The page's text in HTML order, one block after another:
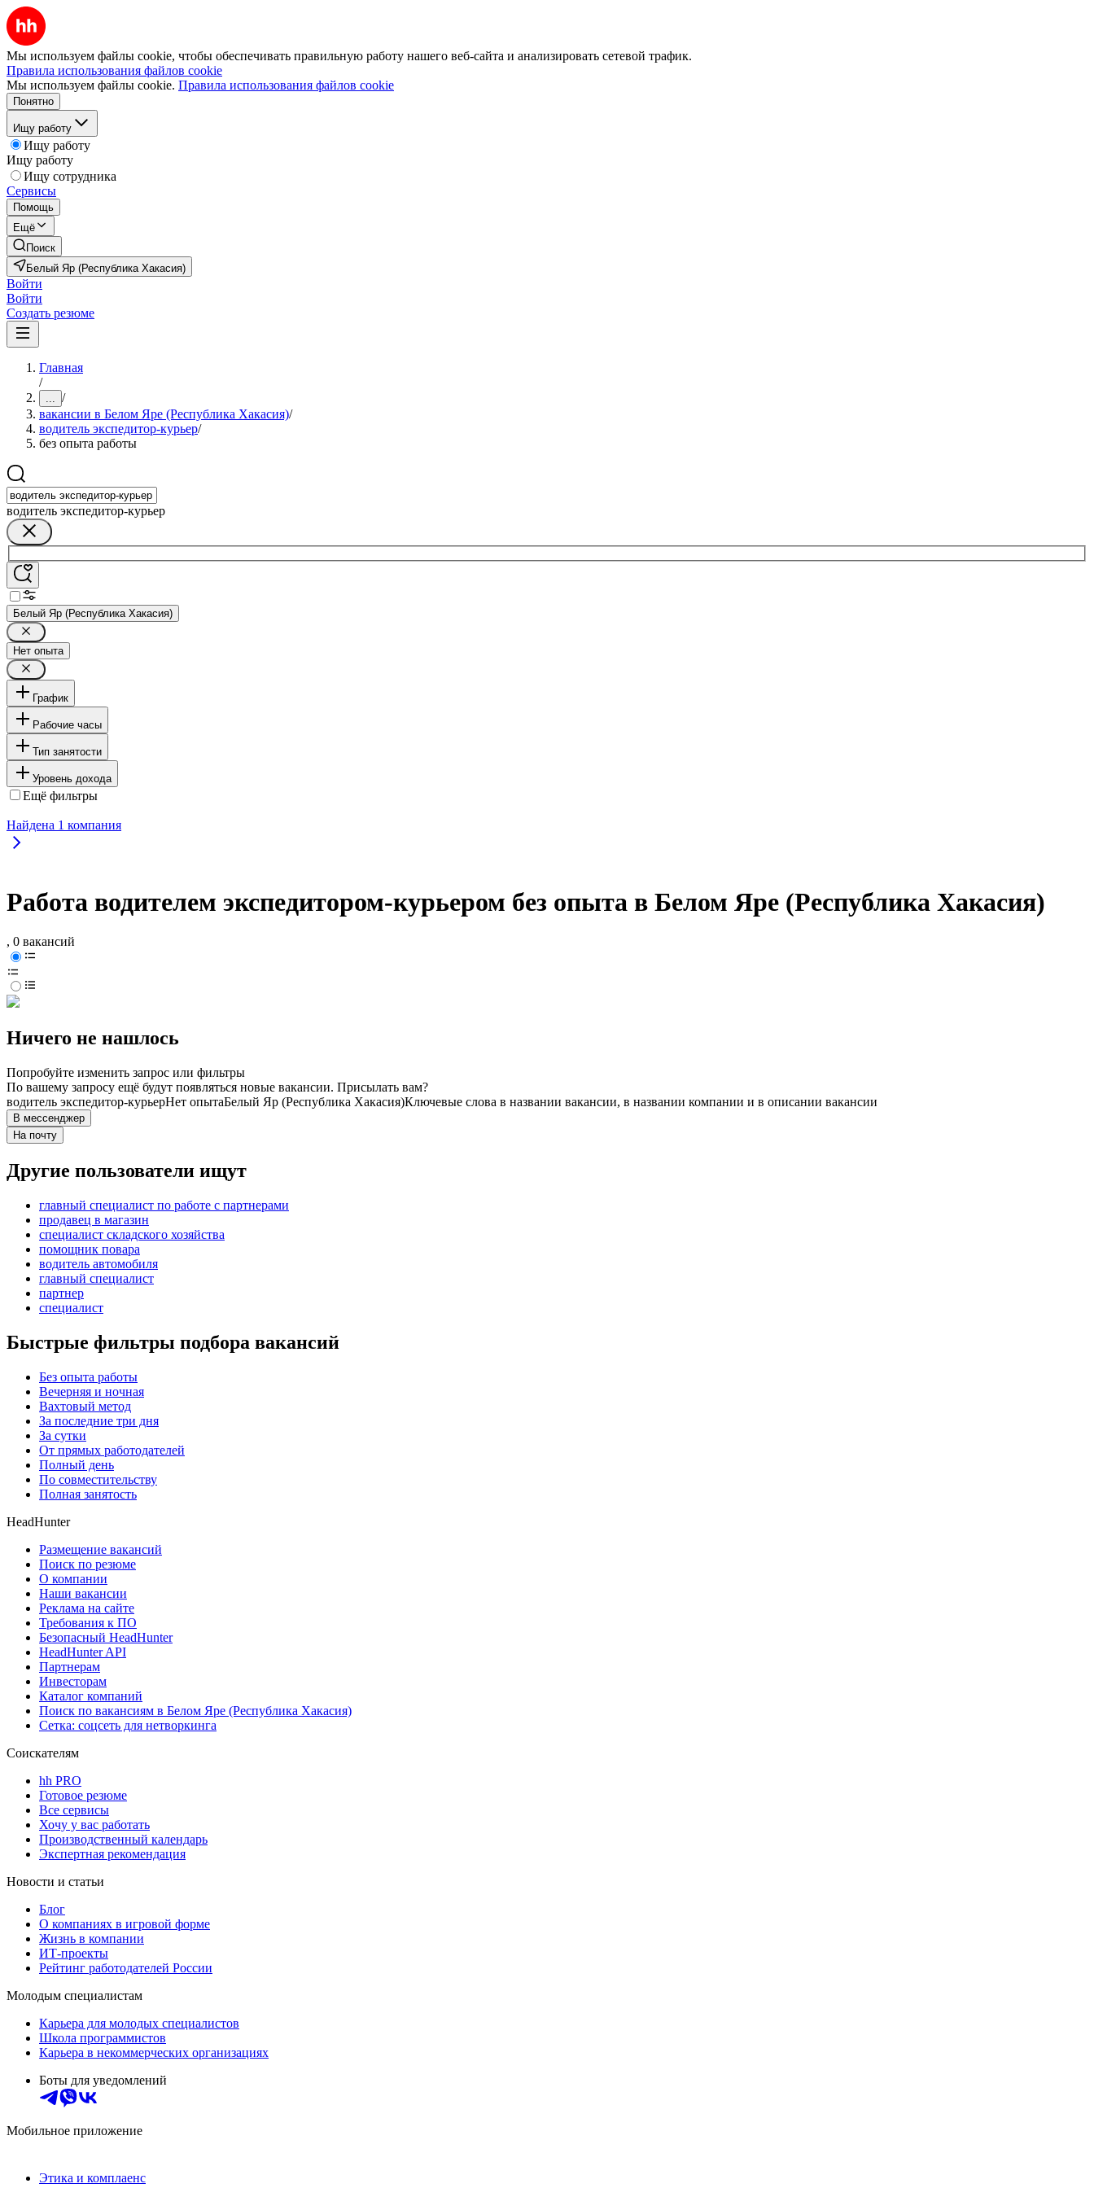
Мы используем файлы cookie, чтобы обеспечивать правильную работу нашего веб-сайта и анализировать сетевой трафик.
Правила использования файлов cookie
Мы используем файлы cookie. Правила использования файлов cookie
Понятно
Ищу работу
Ищу работу
Ищу работу
Ищу сотрудника
Сервисы
Помощь
Ещё
Поиск
Белый Яр (Республика Хакасия)
Войти
Войти
Создать резюме
Главная
/
... /
вакансии в Белом Яре (Республика Хакасия)/
водитель экспедитор-курьер/
без опыта работы
водитель экспедитор-курьер
Белый Яр (Республика Хакасия)
Нет опыта
График
Рабочие часы
Тип занятости
Уровень дохода
Ещё фильтры
Найдена 1 компания
Работа водителем экспедитором-курьером без опыта в Белом Яре (Республика Хакасия)
, 0 вакансий
Ничего не нашлось
Попробуйте изменить запрос или фильтры
По вашему запросу ещё будут появляться новые вакансии. Присылать вам?
водитель экспедитор-курьерНет опытаБелый Яр (Республика Хакасия)Ключевые слова в названии вакансии, в названии компании и в описании вакансии
В мессенджер
На почту
Другие пользователи ищут
главный специалист по работе с партнерами
продавец в магазин
специалист складского хозяйства
помощник повара
водитель автомобиля
главный специалист
партнер
специалист
Быстрые фильтры подбора вакансий
Без опыта работы
Вечерняя и ночная
Вахтовый метод
За последние три дня
За сутки
От прямых работодателей
Полный день
По совместительству
Полная занятость
HeadHunter
Размещение вакансий
Поиск по резюме
О компании
Наши вакансии
Реклама на сайте
Требования к ПО
Безопасный HeadHunter
HeadHunter API
Партнерам
Инвесторам
Каталог компаний
Поиск по вакансиям в Белом Яре (Республика Хакасия)
Сетка: соцсеть для нетворкинга
Соискателям
hh PRO
Готовое резюме
Все сервисы
Хочу у вас работать
Производственный календарь
Экспертная рекомендация
Новости и статьи
Блог
О компаниях в игровой форме
Жизнь в компании
ИТ-проекты
Рейтинг работодателей России
Молодым специалистам
Карьера для молодых специалистов
Школа программистов
Карьера в некоммерческих организациях
Боты для уведомлений
Мобильное приложение
Этика и комплаенс